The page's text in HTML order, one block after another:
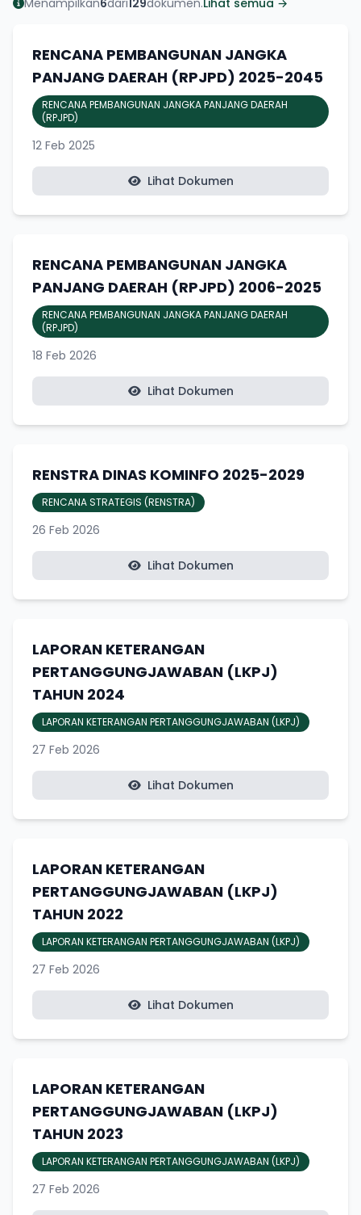
RENCANA PEMBANGUNAN JANGKA
PANJANG DAERAH (RPJPD) 2025-2045
RENCANA PEMBANGUNAN JANGKA PANJANG DAERAH
(RPJPD)
12 Feb 2025
Lihat Dokumen
RENCANA PEMBANGUNAN JANGKA
PANJANG DAERAH (RPJPD) 2006-2025
RENCANA PEMBANGUNAN JANGKA PANJANG DAERAH
(RPJPD)
18 Feb 2026
Lihat Dokumen
RENSTRA DINAS KOMINFO 2025-2029
RENCANA STRATEGIS (RENSTRA)
26 Feb 2026
Lihat Dokumen
LAPORAN KETERANGAN
PERTANGGUNGJAWABAN (LKPJ)
TAHUN 2024
LAPORAN KETERANGAN PERTANGGUNGJAWABAN (LKPJ)
27 Feb 2026
Lihat Dokumen
LAPORAN KETERANGAN
PERTANGGUNGJAWABAN (LKPJ)
TAHUN 2022
LAPORAN KETERANGAN PERTANGGUNGJAWABAN (LKPJ)
27 Feb 2026
Lihat Dokumen
LAPORAN KETERANGAN
PERTANGGUNGJAWABAN (LKPJ)
TAHUN 2023
LAPORAN KETERANGAN PERTANGGUNGJAWABAN (LKPJ)
27 Feb 2026